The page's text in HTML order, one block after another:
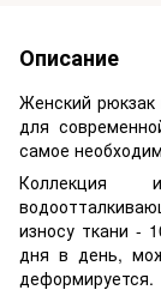
Описание
Женский рюкзак
для
самое
Коллекция
износу ткани -
дня в день,
деформируется.